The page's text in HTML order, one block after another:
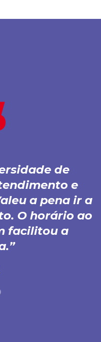
de
e
a pena ir a
O horário ao
facilitou a